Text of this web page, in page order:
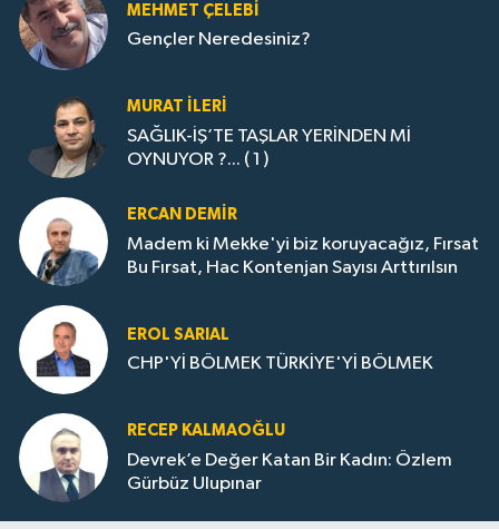
MEHMET ÇELEBI
Gençler Neredesiniz?
MURAT İLERI
SAĞLIK-İŞ’TE TAŞLAR YERİNDEN Mİ
OYNUYOR ?... ( 1 )
ERCAN DEMIR
Madem ki Mekke'yi biz koruyacağız, Fırsat
Bu Fırsat, Hac Kontenjan Sayısı Arttırılsın
EROL SARIAL
CHP'Yİ BÖLMEK TÜRKİYE'Yİ BÖLMEK
RECEP KALMAOĞLU
Devrek’e Değer Katan Bir Kadın: Özlem
Gürbüz Ulupınar